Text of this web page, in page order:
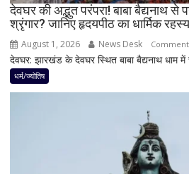
देवघर की अद्भुत परंपरा! बाबा बैद्यनाथ से
श्रृंगार? जानिए हृदयपीठ का धार्मिक
August 1, 2026 News Desk
देवघर: झारखंड के देवघर स्थित बाबा बैद्यनाथ धाम
धर्म/ज्योतिष